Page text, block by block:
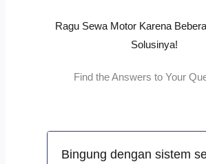
Ragu Sewa Motor Karena
Solusinya!
Find the Answers to Your
Bingung dengan sistem